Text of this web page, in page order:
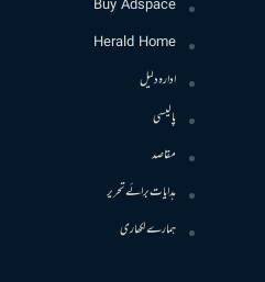
Buy Adspace
Herald Home
ادارہ دلیل
پالیسی
مقاصد
ہدایات برائے تحریر
ہمارے لکھاری